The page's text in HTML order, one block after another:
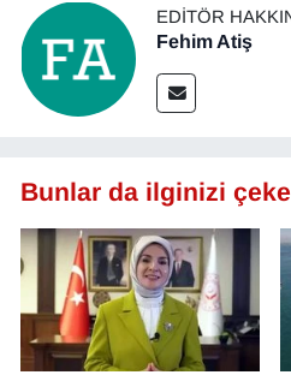
EDITÖR
Fehim Atiş
Bunlar da ilginizi